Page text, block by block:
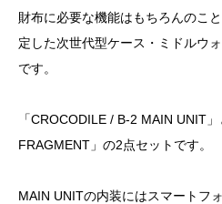
財布に必要な機能はもちろんのこ
定した次世代型ケース・ミドルウ
です。
「CROCODILE / B-2 MAIN UNIT
FRAGMENT」の2点セットです。
MAIN UNITの内装にはスマートフ